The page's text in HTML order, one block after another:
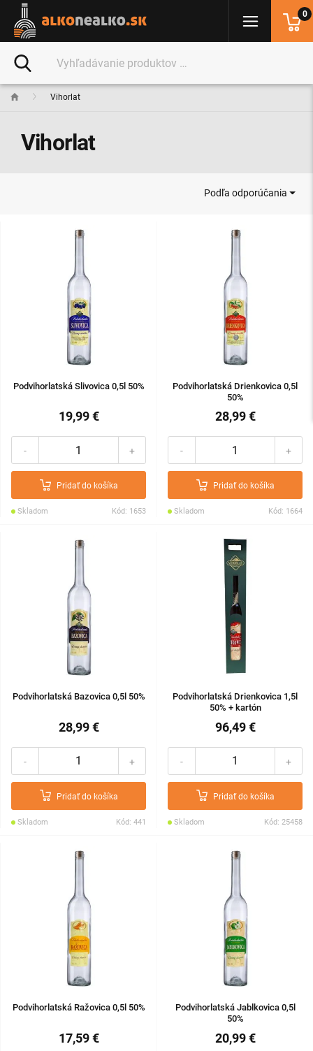
Vihorlat
Vihorlat
Podľa odporúčania
Podvihorlatská Slivovica 0,5l 50%
19,99 €
- +
Pridať do košíka
Skladom Kód: 1653
Podvihorlatská Drienkovica 0,5l
50%
28,99 €
- +
Pridať do košíka
Skladom Kód: 1664
Podvihorlatská Bazovica 0,5l 50%
28,99 €
- +
Pridať do košíka
Skladom Kód: 441
Podvihorlatská Drienkovica 1,5l
50% + kartón
96,49 €
- +
Pridať do košíka
Skladom Kód: 25458
Podvihorlatská Ražovica 0,5l 50%
17,59 €
Podvihorlatská Jablkovica 0,5l
50%
20,99 €
0